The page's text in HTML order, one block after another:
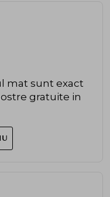
mat sunt exact
gratuite in